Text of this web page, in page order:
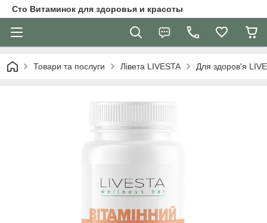
Сто Витаминок для здоровья и красоты
Товари та послуги Лівета LIVESTA Для здоров'я